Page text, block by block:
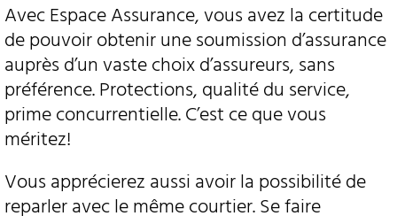
Avec Espace Assurance, vous avez la certitude
de pouvoir obtenir une soumission d’assurance
auprès d’un vaste choix d’assureurs, sans
préférence. Protections, qualité du service,
prime concurrentielle. C’est ce que vous
méritez!
Vous apprécierez aussi avoir la possibilité de
reparler avec le même courtier. Se faire